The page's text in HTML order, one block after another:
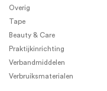
Overig
Tape
Beauty & Care
Praktijkinrichting
Verbandmiddelen
Verbruiksmaterialen